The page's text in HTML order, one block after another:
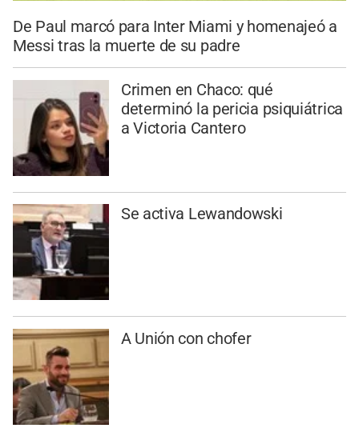
De Paul marcó para Inter Miami y homenajeó a
Messi tras la muerte de su padre
Crimen en Chaco: qué
determinó la pericia psiquiátrica
a Victoria Cantero
Se activa Lewandowski
A Unión con chofer